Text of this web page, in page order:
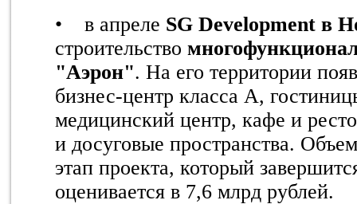
• в апреле SG Development в
строительство
"Аэрон". На его территории
бизнес-центр класса А,
медицинский центр, кафе и
и досуговые пространства.
этап проекта, который
оценивается в 7,6 млрд рублей.